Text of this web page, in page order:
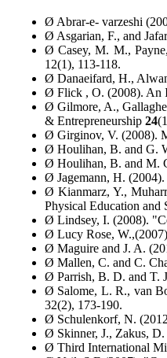
Ø Abrar-e- varzeshi
Ø Asgarian, F., and
Ø Casey, M. M.,
12(1), 113-118.
Ø Danaeifard, H.,
Ø Flick , O. (2008). An
Ø Gilmore, A.,
& Entrepreneurship 24
Ø Girginov, V. (2008).
Ø Houlihan, B. and G.
Ø Houlihan, B. and M.
Ø Jagemann, H.
Ø Kianmarz, Y.,
Physical Education and
Ø Lindsey, I. (2008).
Ø Lucy Rose,
Ø Maguire and J. A.
Ø Mallen, C. and C.
Ø Parrish, B. D. and T.
Ø Salome, L. R., van
32(2), 173-190.
Ø Schulenkorf, N.
Ø Skinner, J., Zakus,
Ø Third International